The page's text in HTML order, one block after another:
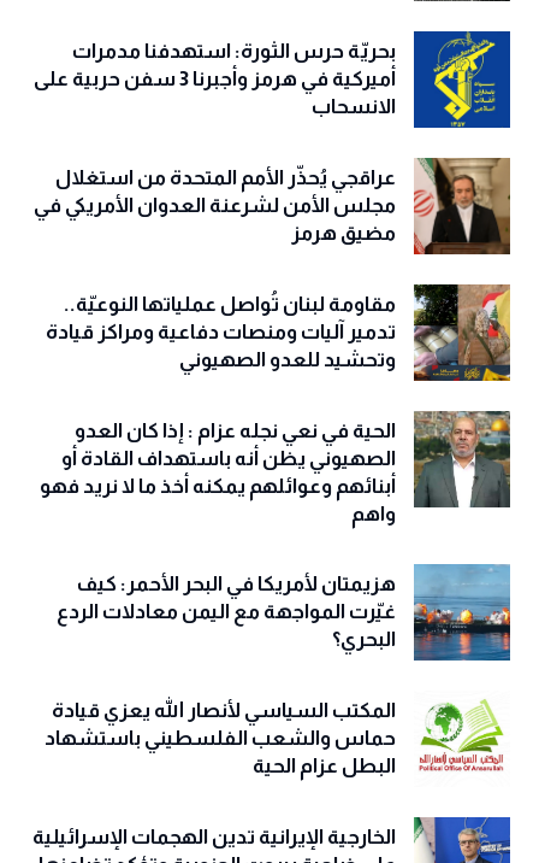
بحريّة حرس الثورة: استهدفنا مدمرات
أميركية في هرمز وأجبرنا 3 سفن حربية على
الانسحاب
عراقجي يُحذّر الأمم المتحدة من استغلال
مجلس الأمن لشرعنة العدوان الأمريكي في
مضيق هرمز
مقاومة لبنان تُواصل عملياتها النوعيّة..
تدمير آليات ومنصات دفاعية ومراكز قيادة
وتحشيد للعدو الصهيوني
الحية في نعي نجله عزام : إذا كان العدو
الصهيوني يظن أنه باستهداف القادة أو
أبنائهم وعوائلهم يمكنه أخذ ما لا نريد فهو
واهم
هزيمتان لأمريكا في البحر الأحمر: كيف
غيّرت المواجهة مع اليمن معادلات الردع
البحري؟
المكتب السياسي لأنصار الله يعزي قيادة
حماس والشعب الفلسطيني باستشهاد
البطل عزام الحية
الخارجية الإيرانية تدين الهجمات الإسرائيلية